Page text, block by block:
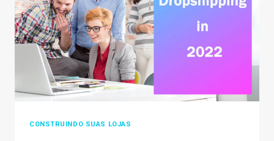
YOU
IN
2026
CONSTRUINDO SUAS LOJAS